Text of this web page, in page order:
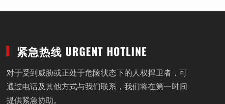
紧急热线 URGENT HOTLINE
对于受到威胁或正处于危险状态下的人权捍卫者，可
通过电话及其他方式与我们联系，我们将在第一时间
提供紧急协助。